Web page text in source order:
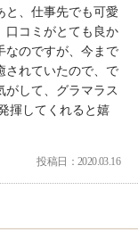
と、仕事先でも可愛
口コミがとても良か
なのですが、今まで
されていたので、で
がして、グラマラス
揮してくれると嬉
投稿日：2020.03.16